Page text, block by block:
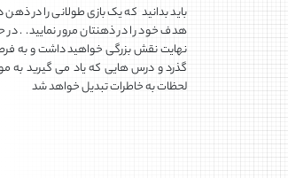
باید بدانید که یک بازی طولانی را در
هدف خود را در ذهنتان مرور نمایید. . در
نهایت نقش بزرگی خواهید داشت و به
گذرد و درس هایی که یاد می گیرید به
لحظات به خاطرات تبدیل خواهد شد